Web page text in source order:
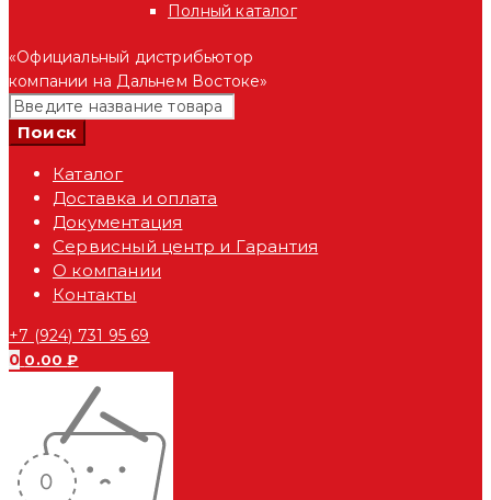
Полный каталог
«Официальный дистрибьютор
компании на Дальнем Востоке»
Каталог
Доставка и оплата
Документация
Сервисный центр и Гарантия
О компании
Контакты
+7 (924) 731 95 69
0 0.00₽